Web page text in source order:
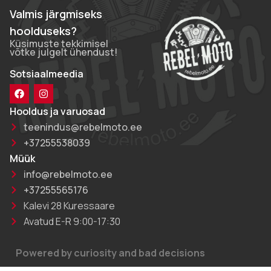
Valmis järgmiseks
hoolduseks?
Küsimuste tekkimisel
võtke julgelt ühendust!
Sotsiaalmeedia
Hooldus ja varuosad
teenindus@rebelmoto.ee
+37255538039
Müük
info@rebelmoto.ee
+37255565176
Kalevi 28 Kuressaare
Avatud E-R 9:00-17:30
Powered by curiosity and bad decisions